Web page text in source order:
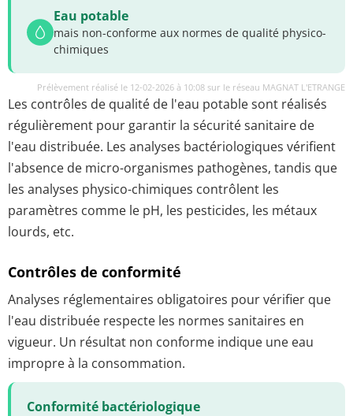
Eau potable
mais non-conforme aux normes de qualité physico-
chimiques
Prélèvement réalisé le 12-02-2026 à 10:08 sur le réseau MAGNAT L'ETRANGE
Les contrôles de qualité de l'eau potable sont réalisés
régulièrement pour garantir la sécurité sanitaire de
l'eau distribuée. Les analyses bactériologiques vérifient
l'absence de micro-organismes pathogènes, tandis que
les analyses physico-chimiques contrôlent les
paramètres comme le pH, les pesticides, les métaux
lourds, etc.
Contrôles de conformité
Analyses réglementaires obligatoires pour vérifier que
l'eau distribuée respecte les normes sanitaires en
vigueur. Un résultat non conforme indique une eau
impropre à la consommation.
Conformité bactériologique